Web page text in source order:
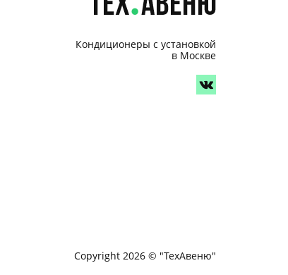
Кондиционеры с установкой
в Москве
Copyright 2026 © "ТехАвеню"